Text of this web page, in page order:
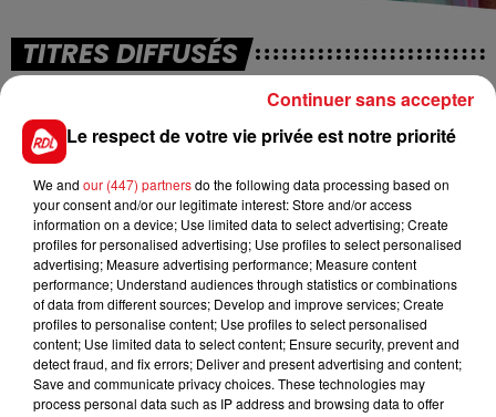
TITRES DIFFUSÉS
6h20
6h20
CLAUDE NOUGARO
Tu Verras
MICHEL POLNAREFF
On Ira Tous Au Paradis
Le respect de votre vie privée est notre priorité
We and our (447) partnersdo the following data processing based on
your consent and/or our legitimate interest: Store and/or access
information on a device; Use limited data to select advertising; Create
profiles for personalised advertising; Use profiles to select personalised
advertising; Measure advertising performance; Measure content
performance; Understand audiences through statistics or combinations
of data from different sources; Develop and improve services; Create
profiles to personalise content; Use profiles to select personalised
content; Use limited data to select content; Ensure security, prevent and
detect fraud, and fix errors; Deliver and present advertising and content;
Save and communicate privacy choices. These technologies may
process personal data such as IP address and browsing data to offer
Continuer sans accepter